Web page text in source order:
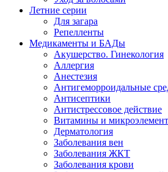
Летние серии
Для загара
Репелленты
Медикаменты и БАДы
Акушерство. Гинекология
Аллергия
Анестезия
Антигеморроидальные
Антисептики
Антистрессовое действие
Витамины и
Дерматология
Заболевания вен
Заболевания ЖКТ
Заболевания крови